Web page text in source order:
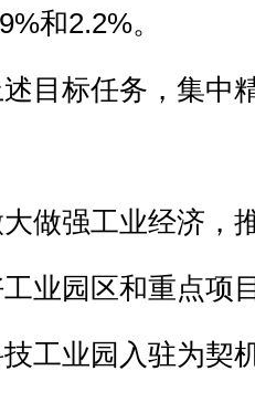
和2.2%。
标任务，集中
强工业经济，
园区和重点项
工业园入驻为契